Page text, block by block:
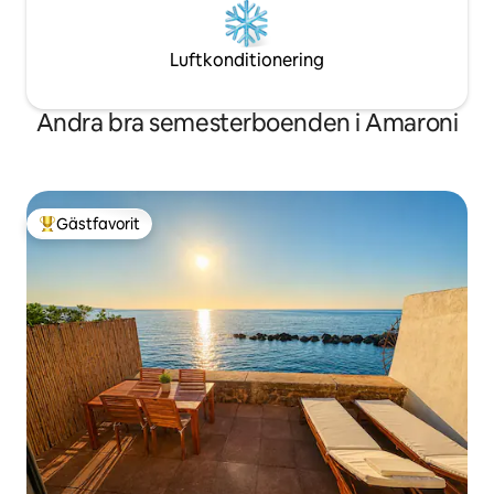
Luftkonditionering
Andra bra semesterboenden i Amaroni
Populär gästfavorit
Gästfavorit